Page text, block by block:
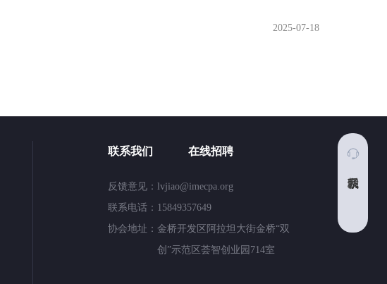
2025-07-18
联系我们 在线招聘
反馈意见： lvjiao@imecpa.org
联系电话： 15849357649
协会地址： 金桥开发区阿拉坦大街金桥“双
创”示范区荟智创业园714室